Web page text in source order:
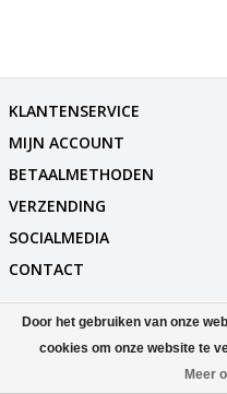
KLANTENSERVICE
MIJN ACCOUNT
BETAALMETHODEN
VERZENDING
SOCIALMEDIA
CONTACT
© Copyright 2026 Best
All rights
Door het gebruiken van onze
cookies om onze website te
Meer